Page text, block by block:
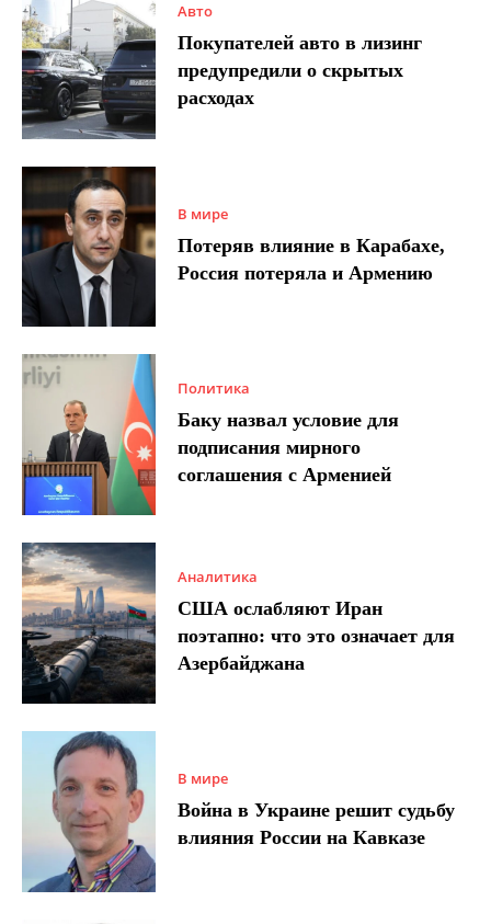
Авто
Покупателей авто в лизинг
предупредили о скрытых
расходах
В мире
Потеряв влияние в Карабахе,
Россия потеряла и Армению
Политика
Баку назвал условие для
подписания мирного
соглашения с Арменией
Аналитика
США ослабляют Иран
поэтапно: что это означает для
Азербайджана
В мире
Война в Украине решит судьбу
влияния России на Кавказе